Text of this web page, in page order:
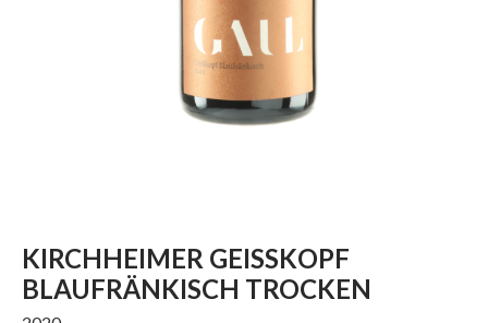
KIRCHHEIMER GEISSKOPF
BLAUFRÄNKISCH TROCKEN